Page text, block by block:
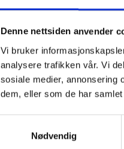
Denne nettsiden anvender
Vi bruker
analysere trafikken vår. Vi
sosiale medier, annonsering
dem, eller som de har
Nødvendig
INNEBANDYKØLLE,
45-7903
75 cm, venstre